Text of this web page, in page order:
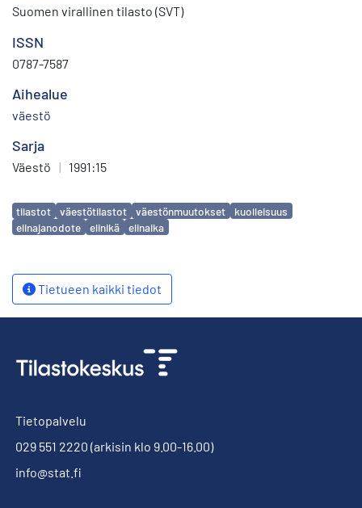
Suomen virallinen tilasto (SVT)
ISSN
0787-7587
Aihealue
väestö
Sarja
Väestö | 1991:15
Avainsanat
tilastot väestötilastot väestönmuutokset
kuolleisuus
elinajanodote
elinikä elinaika
Tietueen kaikki tiedot
Tietopalvelu
029 551 2220 (arkisin klo 9.00-16.00)
info@stat.fi